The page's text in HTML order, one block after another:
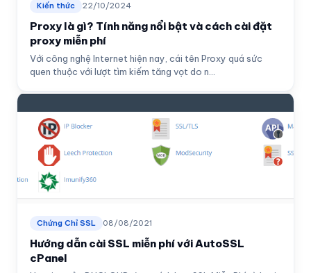
Kiến thức 22/10/2024
Proxy là gì? Tính năng nổi bật và cách cài đặt
proxy miễn phí
Với công nghệ Internet hiện nay, cái tên Proxy quá sức
quen thuộc với lượt tìm kiếm tăng vọt do n...
Chứng Chỉ SSL 08/08/2021
Hướng dẫn cài SSL miễn phí với AutoSSL
cPanel